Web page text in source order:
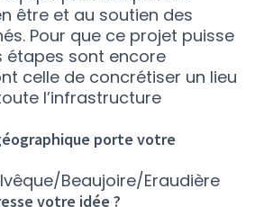
être et au soutien des
Pour que ce projet puisse
étapes sont encore
celle de concrétiser un lieu
l’infrastructure
porte votre
Beaujoire/Eraudière
votre idée ?